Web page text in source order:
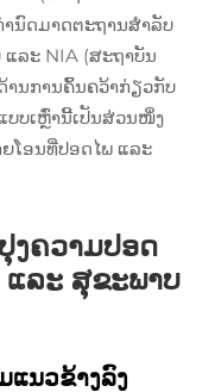
ຳນົດມາດຕະຖານສຳລັບ
ລະ NIA (ສະຖາບັນ
ານການຄົ້ນຄວ້າກ່ຽວກັບ
ບບເຫຼົ່ານີ້ເປັນສ່ວນໜຶ່ງ
ໂອນທີ່ປອດໄພ ແລະ
ງຄວາມປອດ
ແລະ ສຸຂະພາບ
ນວຂ້າງລົງ